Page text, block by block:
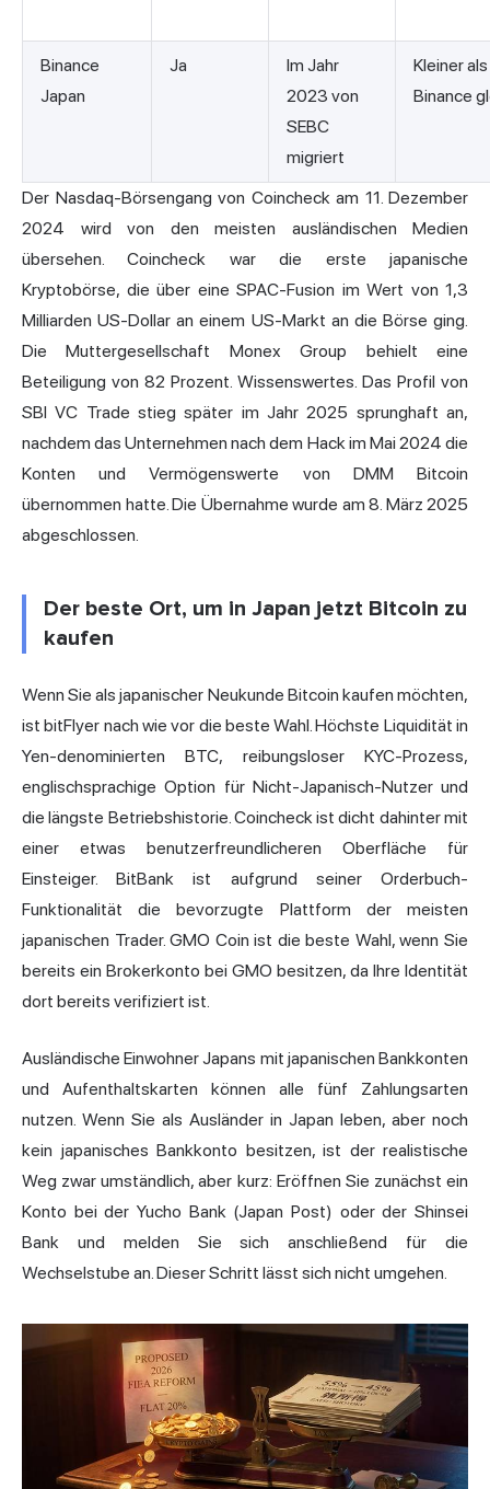
Binance
Japan
Ja
Im Jahr
2023 von
SEBC
migriert
Kleiner als
Binance
Der Nasdaq-Börsengang von Coincheck am 11. Dezember
2024 wird von den meisten ausländischen Medien
übersehen. Coincheck war die erste japanische
Kryptobörse, die über eine SPAC-Fusion im Wert von 1,3
Milliarden US-Dollar an einem US-Markt an die Börse ging.
Die Muttergesellschaft Monex Group behielt eine
Beteiligung von 82 Prozent. Wissenswertes. Das Profil von
SBI VC Trade stieg später im Jahr 2025 sprunghaft an,
nachdem das Unternehmen nach dem Hack im Mai 2024 die
Konten und Vermögenswerte von DMM Bitcoin
übernommen hatte. Die Übernahme wurde am 8. März 2025
abgeschlossen.
Der beste Ort, um in Japan jetzt Bitcoin zu
kaufen
Wenn Sie als japanischer Neukunde Bitcoin kaufen möchten,
ist bitFlyer nach wie vor die beste Wahl. Höchste Liquidität in
Yen-denominierten BTC, reibungsloser KYC-Prozess,
englischsprachige Option für Nicht-Japanisch-Nutzer und
die längste Betriebshistorie. Coincheck ist dicht dahinter mit
einer etwas benutzerfreundlicheren Oberfläche für
Einsteiger. BitBank ist aufgrund seiner Orderbuch-
Funktionalität die bevorzugte Plattform der meisten
japanischen Trader. GMO Coin ist die beste Wahl, wenn Sie
bereits ein Brokerkonto bei GMO besitzen, da Ihre Identität
dort bereits verifiziert ist.
Ausländische Einwohner Japans mit japanischen Bankkonten
und Aufenthaltskarten können alle fünf Zahlungsarten
nutzen. Wenn Sie als Ausländer in Japan leben, aber noch
kein japanisches Bankkonto besitzen, ist der realistische
Weg zwar umständlich, aber kurz: Eröffnen Sie zunächst ein
Konto bei der Yucho Bank (Japan Post) oder der Shinsei
Bank und melden Sie sich anschließend für die
Wechselstube an. Dieser Schritt lässt sich nicht umgehen.